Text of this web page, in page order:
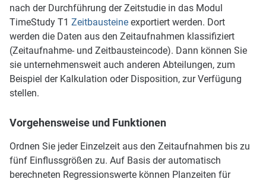
nach der Durchführung der Zeitstudie in das Modul
TimeStudy T1 Zeitbausteineexportiert werden. Dort
werden die Daten aus den Zeitaufnahmen klassifiziert
(Zeitaufnahme- und Zeitbausteincode). Dann können Sie
sie unternehmensweit auch anderen Abteilungen, zum
Beispiel der Kalkulation oder Disposition, zur Verfügung
stellen.
Vorgehensweise und Funktionen
Ordnen Sie jeder Einzelzeit aus den Zeitaufnahmen bis zu
fünf Einflussgrößen zu. Auf Basis der automatisch
berechneten Regressionswerte können Planzeiten für